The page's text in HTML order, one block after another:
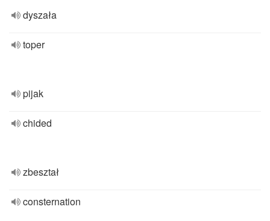
dyszała
toper
pijak
chided
zbeształ
consternation